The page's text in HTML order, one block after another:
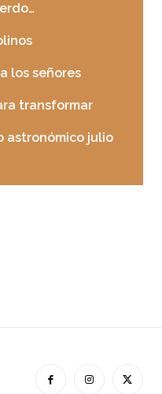
los señores
transformar
astronómico julio